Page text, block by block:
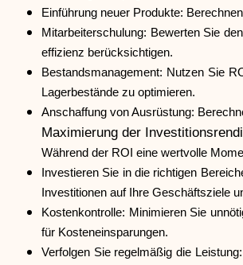
Einführung neuer Produkte:
Mitarbeiterschulung: Bewerten Sie
effizienz berücksichtigen.
Bestandsmanagement: Nutzen Sie
Lagerbestände zu optimieren.
Anschaffung von Ausrüstung:
Maximierung der
Während der ROI eine wertvolle
Investieren Sie in die richtigen
Investitionen auf Ihre Geschäftsziele
Kostenkontrolle: Minimieren Sie
für Kosteneinsparungen.
Verfolgen Sie regelmäßig die